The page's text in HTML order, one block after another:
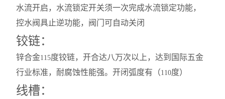
水流开启，水流锁定开关须一次完成水流锁定功能，
控水阀具止逆功能，阀门可自动关闭
铰链：
锌合金115度铰链，开合达八万次以上，达到国际五金
行业标准，耐腐蚀性能强。开闭弧度有（110度）
线槽：